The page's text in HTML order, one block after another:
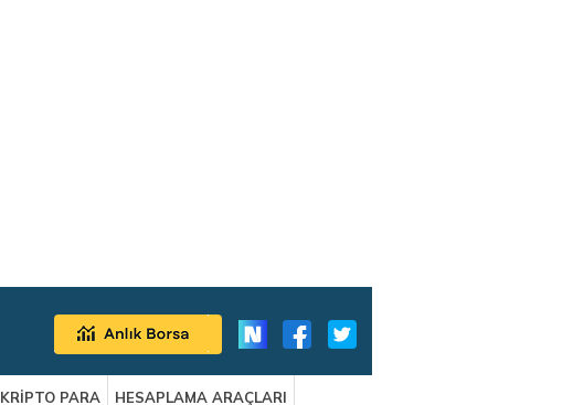
KRİPTO PARA
HESAPLAMA ARAÇLARI